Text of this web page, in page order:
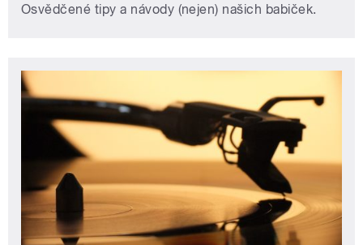
Osvědčené tipy a návody (nejen) našich babiček.